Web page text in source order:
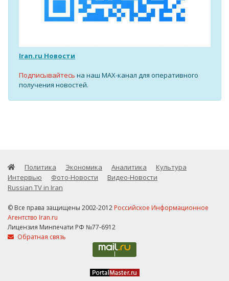
Iran.ru Новости
Подписывайтесь на наш MAX-канал для оперативного
получения новостей.
Политика Экономика Аналитика
Культура
Интервью
Фото-Новости
Видео-Новости
Russian TV in Iran
© Все права защищены 2002-2012 Российское Информационное
Агентство Iran.ru
Лицензия Минпечати РФ №77-6912
Обратная связь